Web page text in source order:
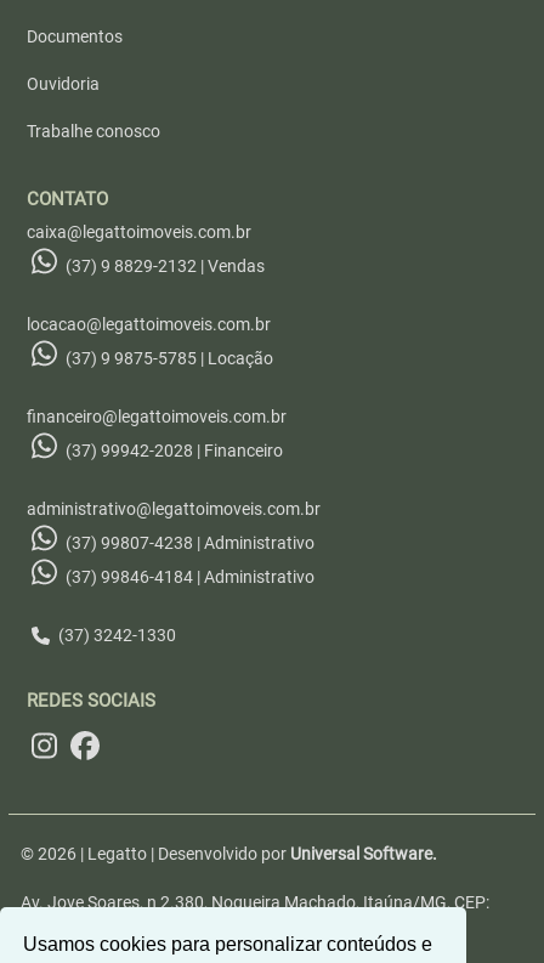
Usamos cookies para personalizar conteúdos e
Documentos
Ouvidoria
Trabalhe conosco
CONTATO
caixa@legattoimoveis.com.br
(37) 9 8829-2132 | Vendas
locacao@legattoimoveis.com.br
(37) 9 9875-5785 | Locação
financeiro@legattoimoveis.com.br
(37) 99942-2028 | Financeiro
administrativo@legattoimoveis.com.br
(37) 99807-4238 | Administrativo
(37) 99846-4184 | Administrativo
(37) 3242-1330
REDES SOCIAIS
© 2026 | Legatto | Desenvolvido por Universal Software.
Av. Jove Soares, n 2.380, Nogueira Machado, Itaúna/MG, CEP: